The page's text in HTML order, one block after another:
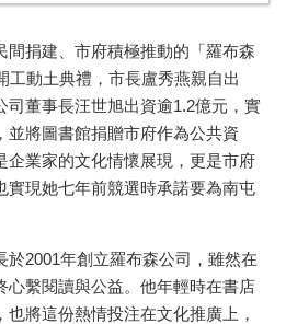
間捐建、市府積極推動的「羅布森
工動土典禮，市長盧秀燕親自出
司董事長汪世旭出資逾1.2億元，實
並將圖書館捐贈市府作為公共資
企業家的文化情懷展現，更是市府
實現她七年前競選時承諾要為南屯
於2001年創立羅布森公司，雖然在
心繫閱讀與公益。他年輕時在書店
將這份熱情投注在文化推廣上，